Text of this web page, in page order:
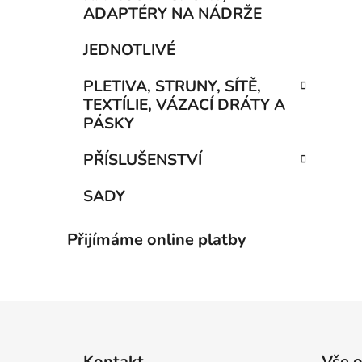
ADAPTÉRY NA NÁDRŽE
JEDNOTLIVÉ
PLETIVA, STRUNY, SÍTĚ,
TEXTÍLIE, VÁZACÍ DRÁTY A
PÁSKY
PŘÍSLUŠENSTVÍ
SADY
Přijímáme online platby